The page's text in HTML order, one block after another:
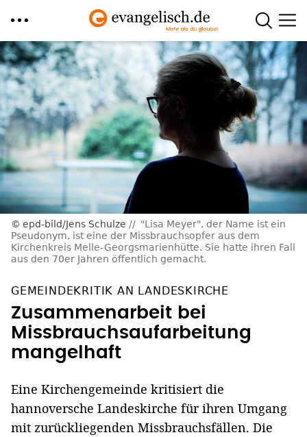
Direkt
zum
Inhalt
epd-bild/Jens Schulze
"Lisa Meyer", der Name ist ein
Pseudonym, ist eine der Missbrauchsopfer aus dem
Kirchenkreis Melle-Georgsmarienhütte. Sie hatte ihren Fall
aus den 70er Jahren öffentlich gemacht.
GEMEINDEKRITIK AN LANDESKIRCHE
Zusammenarbeit bei
Missbrauchsaufarbeitung
mangelhaft
Eine Kirchengemeinde kritisiert die
hannoversche Landeskirche für ihren Umgang
mit zurückliegenden Missbrauchsfällen. Die